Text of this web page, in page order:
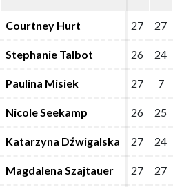
Courtney Hurt 27 27
Stephanie Talbot 26 24
Paulina Misiek 27 7
Nicole Seekamp 26 25
Katarzyna Dźwigalska 27 24
Magdalena Szajtauer 27 27
Courtney Hurt 27 27
Stephanie Talbot 26 24
Paulina Misiek 27 7
Nicole Seekamp 26 25
Katarzyna Dźwigalska 27 24
Magdalena Szajtauer 27 27